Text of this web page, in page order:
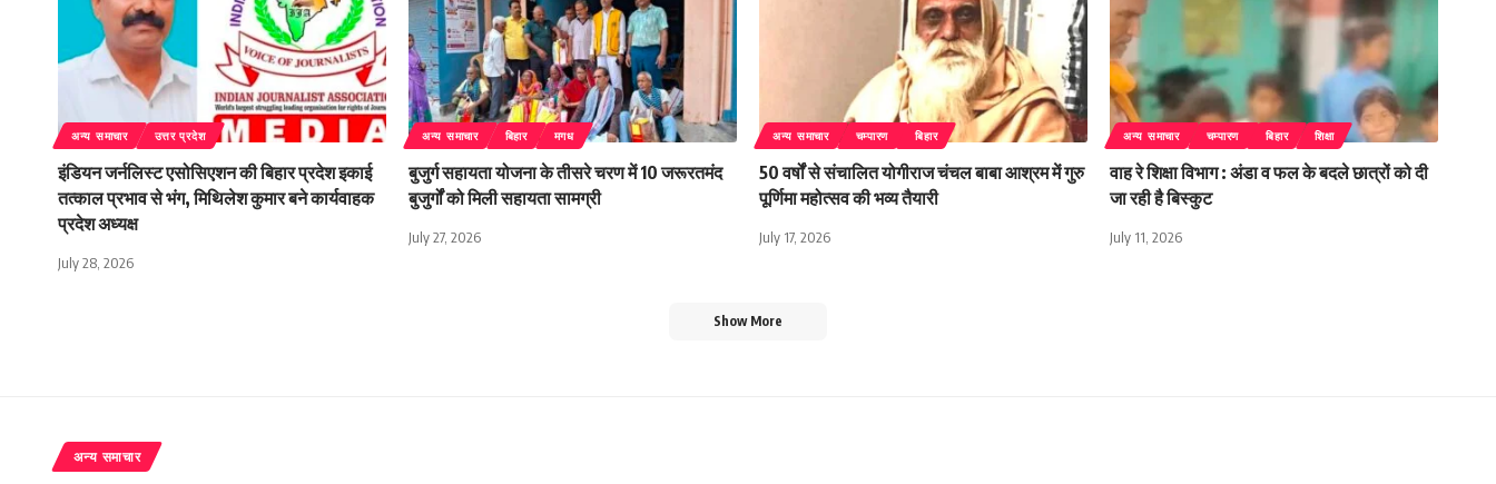
अन्य समाचार उत्तर प्रदेश
इंडियन जर्नलिस्ट एसोसिएशन की बिहार प्रदेश इकाई
तत्काल प्रभाव से भंग, मिथिलेश कुमार बने कार्यवाहक
प्रदेश अध्यक्ष
July 28, 2026
अन्य समाचार बिहार मगध
बुजुर्ग सहायता योजना के तीसरे चरण में 10 जरूरतमंद
बुजुर्गों को मिली सहायता सामग्री
July 27, 2026
अन्य समाचार चम्पारण बिहार
50 वर्षों से संचालित योगीराज चंचल बाबा आश्रम में गुरु
पूर्णिमा महोत्सव की भव्य तैयारी
July 17, 2026
अन्य समाचार चम्पारण बिहार शिक्षा
वाह रे शिक्षा विभाग : अंडा व फल के बदले छात्रों को दी
जा रही है बिस्कुट
July 11, 2026
Show More
अन्य समाचार